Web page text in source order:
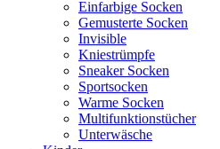
Einfarbige Socken
Gemusterte Socken
Invisible
Kniestrümpfe
Sneaker Socken
Sportsocken
Warme Socken
Multifunktionstücher
Unterwäsche